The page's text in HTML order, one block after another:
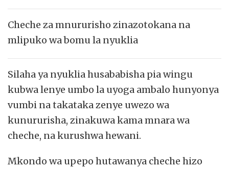
Cheche za mnururisho zinazotokana na
mlipuko wa bomu la nyuklia
Silaha ya nyuklia husababisha pia wingu
kubwa lenye umbo la uyoga ambalo hunyonya
vumbi na takataka zenye uwezo wa
kunururisha, zinakuwa kama mnara wa
cheche, na kurushwa hewani.
Mkondo wa upepo hutawanya cheche hizo